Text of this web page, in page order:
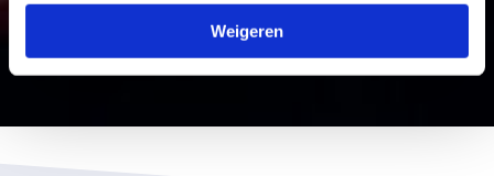
Weigeren